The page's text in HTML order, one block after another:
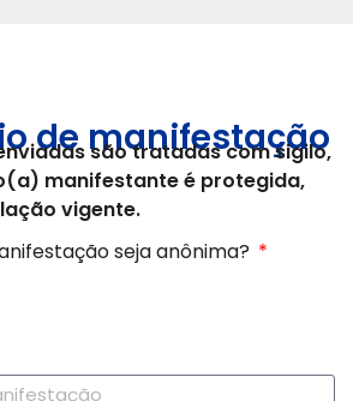
de manifestação
são tratadas com sigilo,
manifestante é protegida,
vigente.
seja anônima?